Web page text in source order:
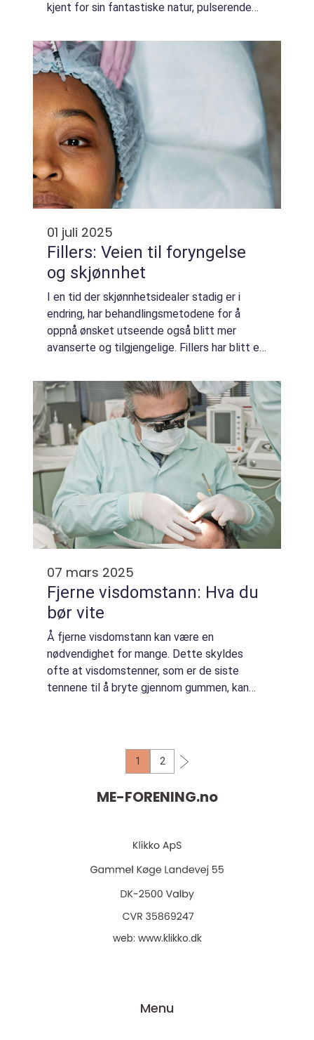
kjent for sin fantastiske natur, pulserende
er mer enn bare en ferie; de...
01 juli 2025
Fillers: Veien til foryngelse
og skjønnhet
I en tid der skjønnhetsidealer stadig er i
endring, har behandlingsmetodene for å
oppnå ønsket utseende også blitt mer
avanserte og tilgjengelige. Fillers har blitt en
07 mars 2025
Fjerne visdomstann: Hva du
bør vite
Å fjerne visdomstann kan være en
nødvendighet for mange. Dette skyldes
ofte at visdomstenner, som er de siste
tennene til å bryte gjennom gummen, kan
1 2
ME-FORENING.no
web: www.klikko.dk
Menu